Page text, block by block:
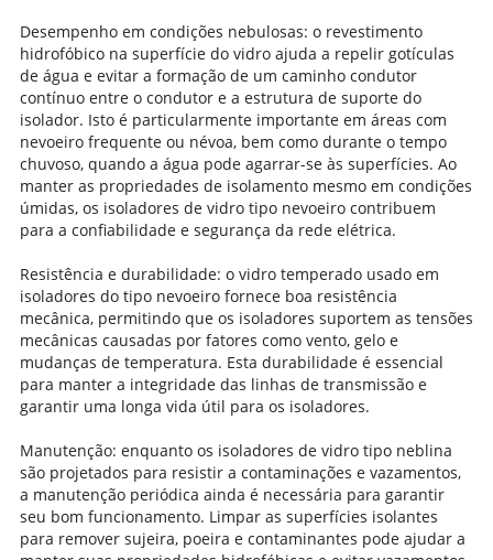
Desempenho em condições nebulosas: o revestimento
hidrofóbico na superfície do vidro ajuda a repelir gotículas
de água e evitar a formação de um caminho condutor
contínuo entre o condutor e a estrutura de suporte do
isolador. Isto é particularmente importante em áreas com
nevoeiro frequente ou névoa, bem como durante o tempo
chuvoso, quando a água pode agarrar-se às superfícies. Ao
manter as propriedades de isolamento mesmo em condições
úmidas, os isoladores de vidro tipo nevoeiro contribuem
para a confiabilidade e segurança da rede elétrica.
Resistência e durabilidade: o vidro temperado usado em
isoladores do tipo nevoeiro fornece boa resistência
mecânica, permitindo que os isoladores suportem as tensões
mecânicas causadas por fatores como vento, gelo e
mudanças de temperatura. Esta durabilidade é essencial
para manter a integridade das linhas de transmissão e
garantir uma longa vida útil para os isoladores.
Manutenção: enquanto os isoladores de vidro tipo neblina
são projetados para resistir a contaminações e vazamentos,
a manutenção periódica ainda é necessária para garantir
seu bom funcionamento. Limpar as superfícies isolantes
para remover sujeira, poeira e contaminantes pode ajudar a